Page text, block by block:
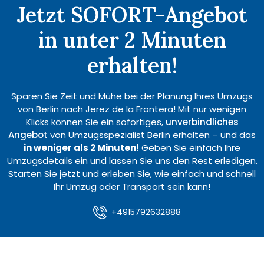
Jetzt SOFORT-Angebot
in unter 2 Minuten
erhalten!
Sparen Sie Zeit und Mühe bei der Planung Ihres Umzugs
von Berlin nach Jerez de la Frontera! Mit nur wenigen
Klicks können Sie ein sofortiges, unverbindliches
Angebot von Umzugsspezialist Berlin erhalten – und das
in weniger als 2 Minuten! Geben Sie einfach Ihre
Umzugsdetails ein und lassen Sie uns den Rest erledigen.
Starten Sie jetzt und erleben Sie, wie einfach und schnell
Ihr Umzug oder Transport sein kann!
+4915792632888